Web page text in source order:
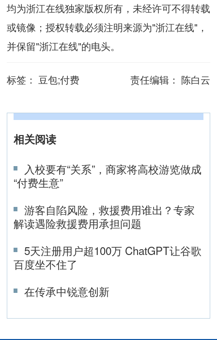
均为浙江在线独家版权所有，未经许可不得转载
或镜像；授权转载必须注明来源为"浙江在线"，
并保留"浙江在线"的电头。
标签： 豆包;付费 责任编辑： 陈白云
相关阅读
入校要有“关系”，商家将高校游览做成
“付费生意”
游客自陷风险，救援费用谁出？专家
解读遇险救援费用承担问题
5天注册用户超100万 ChatGPT让谷歌
百度坐不住了
在传承中锐意创新